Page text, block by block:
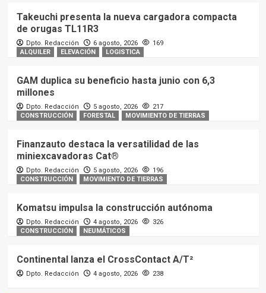
Takeuchi presenta la nueva cargadora compacta
de orugas TL11R3
Dpto. Redacción 6 agosto, 2026
169
ALQUILER
ELEVACIÓN LOGISTICA
GAM duplica su beneficio hasta junio con 6,3
millones
Dpto. Redacción 5 agosto, 2026
217
CONSTRUCCIÓN
FORESTAL MOVIMIENTO DE TIERRAS
Finanzauto destaca la versatilidad de las
miniexcavadoras Cat®
Dpto. Redacción 5 agosto, 2026
196
CONSTRUCCIÓN
MOVIMIENTO DE TIERRAS
Komatsu impulsa la construcción autónoma
Dpto. Redacción 4 agosto, 2026
326
CONSTRUCCIÓN
NEUMÁTICOS
Continental lanza el CrossContact A/T²
Dpto. Redacción 4 agosto, 2026 238